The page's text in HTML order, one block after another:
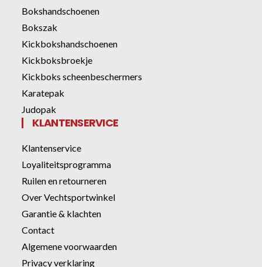
Bokshandschoenen
Bokszak
Kickbokshandschoenen
Kickboksbroekje
Kickboks scheenbeschermers
Karatepak
Judopak
KLANTENSERVICE
Klantenservice
Loyaliteitsprogramma
Ruilen en retourneren
Over Vechtsportwinkel
Garantie & klachten
Contact
Algemene voorwaarden
Privacy verklaring